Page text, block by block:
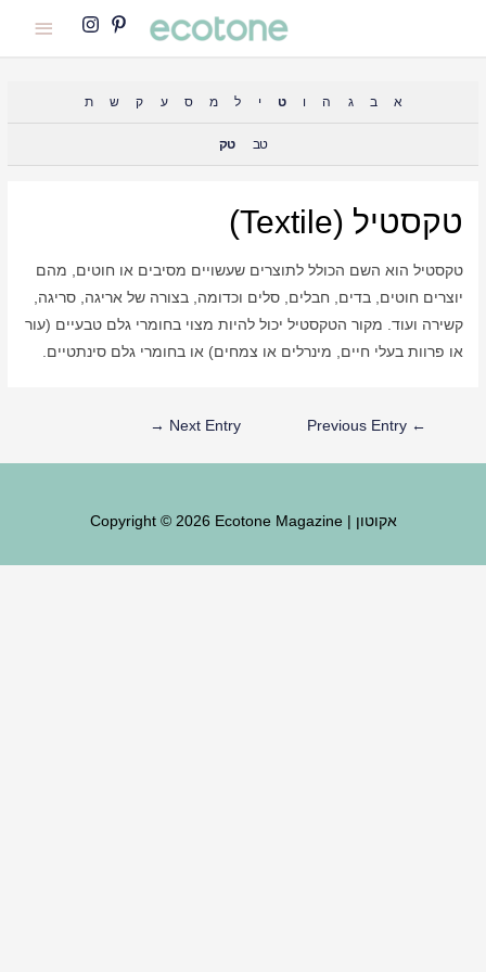
Main
א ב ג ה ו ט י ל מ ס ע ק ש ת
טב טק
טקסטיל (textile)
טקסטיל הוא השם הכולל לתוצרים שעשויים מסיבים או חוטים, מהם
יוצרים חוטים, בדים, חבלים, סלים וכדומה, בצורה של אריגה, סריגה,
קשירה ועוד. מקור הטקסטיל יכול להיות מצוי בחומרי גלם טבעיים (עור
או פרוות בעלי חיים, מינרלים או צמחים) או בחומרי גלם סינתטיים.
Post
Navigation
←
Next Entry
→
Copyright © 2026 Ecotone Magazine | אקוטון